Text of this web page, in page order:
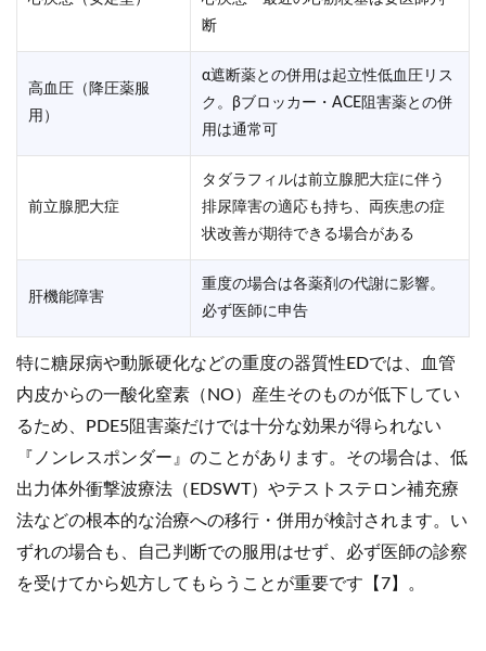
断
高血圧（降圧薬服
用）
α遮断薬との併用は起立性低血圧リス
ク。βブロッカー・ACE阻害薬との併
用は通常可
前立腺肥大症
タダラフィルは前立腺肥大症に伴う
排尿障害の適応も持ち、両疾患の症
状改善が期待できる場合がある
肝機能障害
重度の場合は各薬剤の代謝に影響。
必ず医師に申告
特に糖尿病や動脈硬化などの重度の器質性EDでは、血管
内皮からの一酸化窒素（NO）産生そのものが低下してい
るため、PDE5阻害薬だけでは十分な効果が得られない
『ノンレスポンダー』のことがあります。その場合は、低
出力体外衝撃波療法（EDSWT）やテストステロン補充療
法などの根本的な治療への移行・併用が検討されます。い
ずれの場合も、自己判断での服用はせず、必ず医師の診察
を受けてから処方してもらうことが重要です【7】。